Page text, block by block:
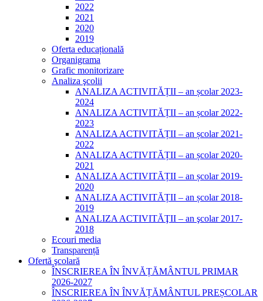
2022
2021
2020
2019
Oferta educațională
Organigrama
Grafic monitorizare
Analiza şcolii
ANALIZA ACTIVITĂȚII – an școlar 2023-
2024
ANALIZA ACTIVITĂȚII – an școlar 2022-
2023
ANALIZA ACTIVITĂȚII – an școlar 2021-
2022
ANALIZA ACTIVITĂȚII – an școlar 2020-
2021
ANALIZA ACTIVITĂȚII – an școlar 2019-
2020
ANALIZA ACTIVITĂȚII – an școlar 2018-
2019
ANALIZA ACTIVITĂŢII – an şcolar 2017-
2018
Ecouri media
Transparență
Ofertă şcolară
ÎNSCRIEREA ÎN ÎNVĂȚĂMÂNTUL PRIMAR
2026-2027
ÎNSCRIEREA ÎN ÎNVĂȚĂMÂNTUL PREȘCOLAR